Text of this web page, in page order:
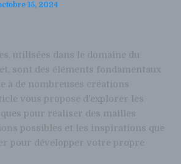
15, 2024
utilisées dans le domaine du
sont des éléments fondamentaux
à de nombreuses créations
vous propose d’explorer les
pour réaliser des mailles
possibles et les inspirations que
pour développer votre propre